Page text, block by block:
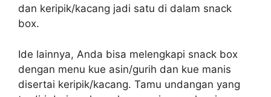
dan keripik/kacang jadi satu di dalam snack
box.
Ide lainnya, Anda bisa melengkapi snack box
dengan menu kue asin/gurih dan kue manis
disertai keripik/kacang. Tamu undangan yang